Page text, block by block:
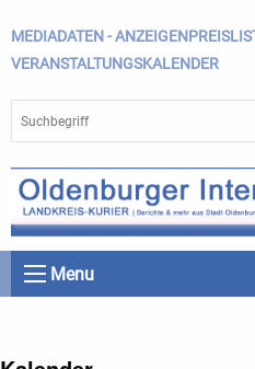
MEDIADATEN -
VERANSTALTUNGSKALENDER
Menu